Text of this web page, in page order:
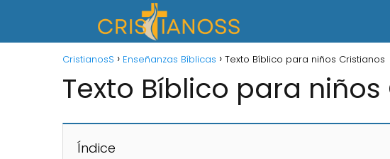
CristianosS Enseñanzas Bíblicas Texto Bíblico para niños Cristianos
Texto Bíblico para
Índice